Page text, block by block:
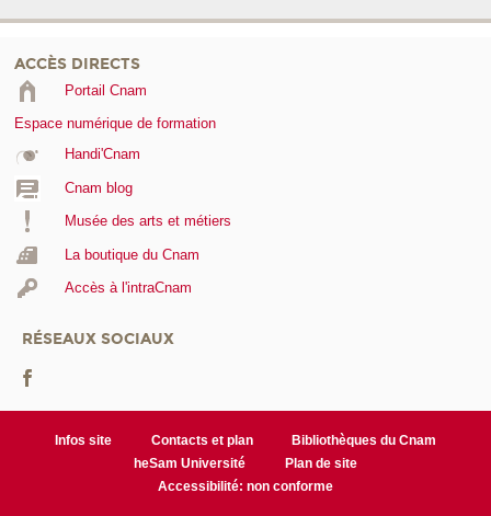
ACCÈS DIRECTS
Portail Cnam
Espace numérique de formation
Handi'Cnam
Cnam blog
Musée des arts et métiers
La boutique du Cnam
Accès à l'intraCnam
RÉSEAUX SOCIAUX
Infos site Contacts et plan
Bibliothèques du Cnam
heSam Université
Plan de site
Accessibilité: non conforme